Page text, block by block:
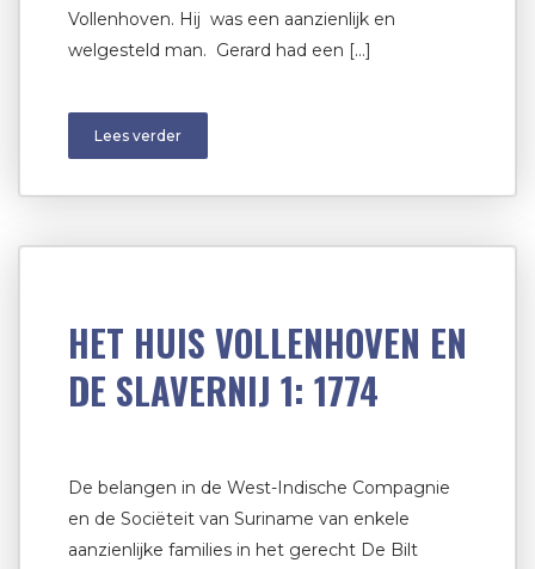
Vollenhoven. Hij was een aanzienlijk en
welgesteld man. Gerard had een […]
Lees verder
HET HUIS VOLLENHOVEN EN
DE SLAVERNIJ 1: 1774
De belangen in de West-Indische Compagnie
en de Sociëteit van Suriname van enkele
aanzienlijke families in het gerecht De Bilt